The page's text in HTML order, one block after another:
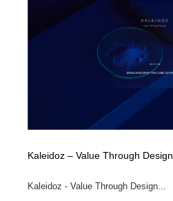
Kaleidoz – Value Through Design
Kaleidoz - Value Through Design...